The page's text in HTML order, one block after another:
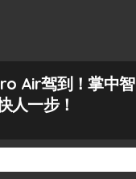
Air驾到！掌中智
人一步！